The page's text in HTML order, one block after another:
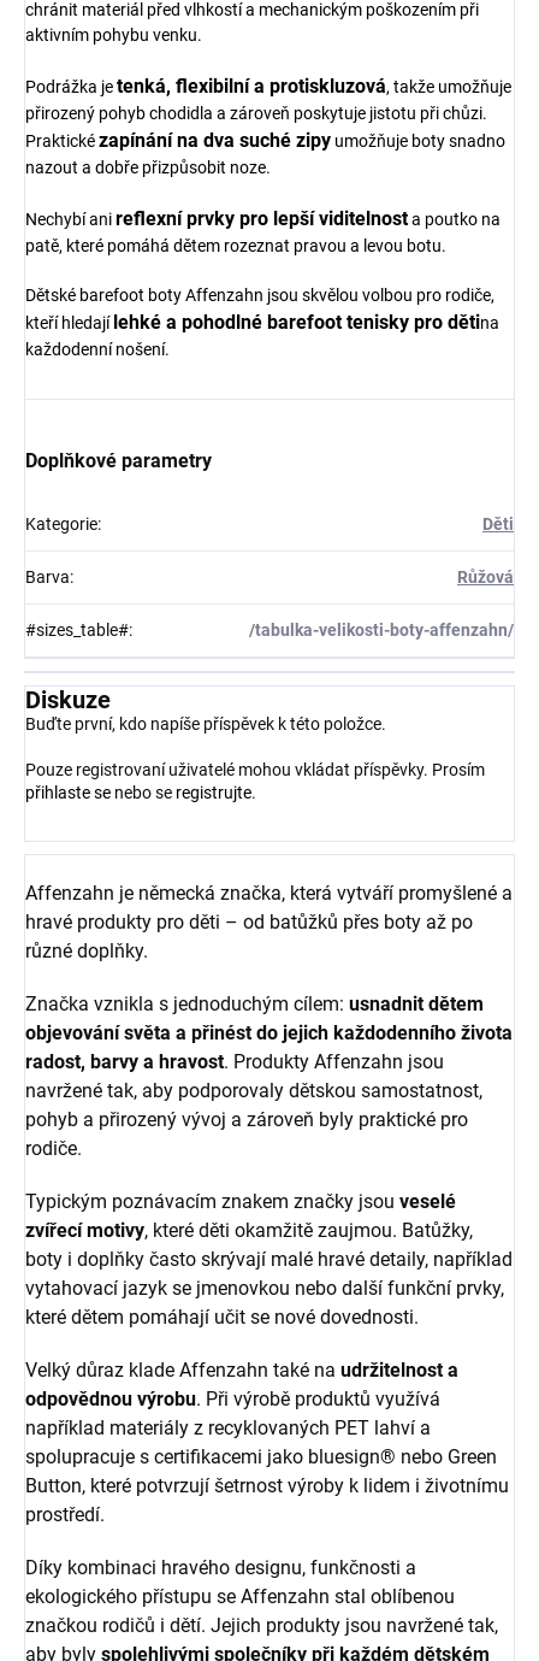
chránit materiál před vlhkostí a mechanickým poškozením při
aktivním pohybu venku.
Podrážka jetenká, flexibilní a protiskluzová, takže umožňuje
přirozený pohyb chodidla a zároveň poskytuje jistotu při chůzi.
Praktickézapínání na dva suché zipy umožňuje boty snadno
nazout a dobře přizpůsobit noze.
Nechybí anireflexní prvky pro lepší viditelnosta poutko na
patě, které pomáhá dětem rozeznat pravou a levou botu.
Dětské barefoot boty Affenzahn jsou skvělou volbou pro rodiče,
kteří hledajílehké a pohodlné barefoot tenisky pro dětina
každodenní nošení.
Doplňkové parametry
Kategorie: Děti
Barva: Růžová
#sizes_table#: /tabulka-velikosti-boty-affenzahn/
Diskuze
Buďte první, kdo napíše příspěvek k této položce.
Pouze registrovaní uživatelé mohou vkládat příspěvky. Prosím
přihlaste se nebo se registrujte.
Affenzahn je německá značka, která vytváří promyšlené a
hravé produkty pro děti – od batůžků přes boty až po
různé doplňky.
Značka vznikla s jednoduchým cílem: usnadnit dětem
objevování světa a přinést do jejich každodenního života
radost, barvy a hravost. Produkty Affenzahn jsou
navržené tak, aby podporovaly dětskou samostatnost,
pohyb a přirozený vývoj a zároveň byly praktické pro
rodiče.
Typickým poznávacím znakem značky jsou veselé
zvířecí motivy, které děti okamžitě zaujmou. Batůžky,
boty i doplňky často skrývají malé hravé detaily, například
vytahovací jazyk se jmenovkou nebo další funkční prvky,
které dětem pomáhají učit se nové dovednosti.
Velký důraz klade Affenzahn také na udržitelnost a
odpovědnou výrobu. Při výrobě produktů využívá
například materiály z recyklovaných PET lahví a
spolupracuje s certifikacemi jako bluesign® nebo Green
Button, které potvrzují šetrnost výroby k lidem i životnímu
prostředí.
Díky kombinaci hravého designu, funkčnosti a
ekologického přístupu se Affenzahn stal oblíbenou
značkou rodičů i dětí. Jejich produkty jsou navržené tak,
aby byly spolehlivými společníky při každém dětském